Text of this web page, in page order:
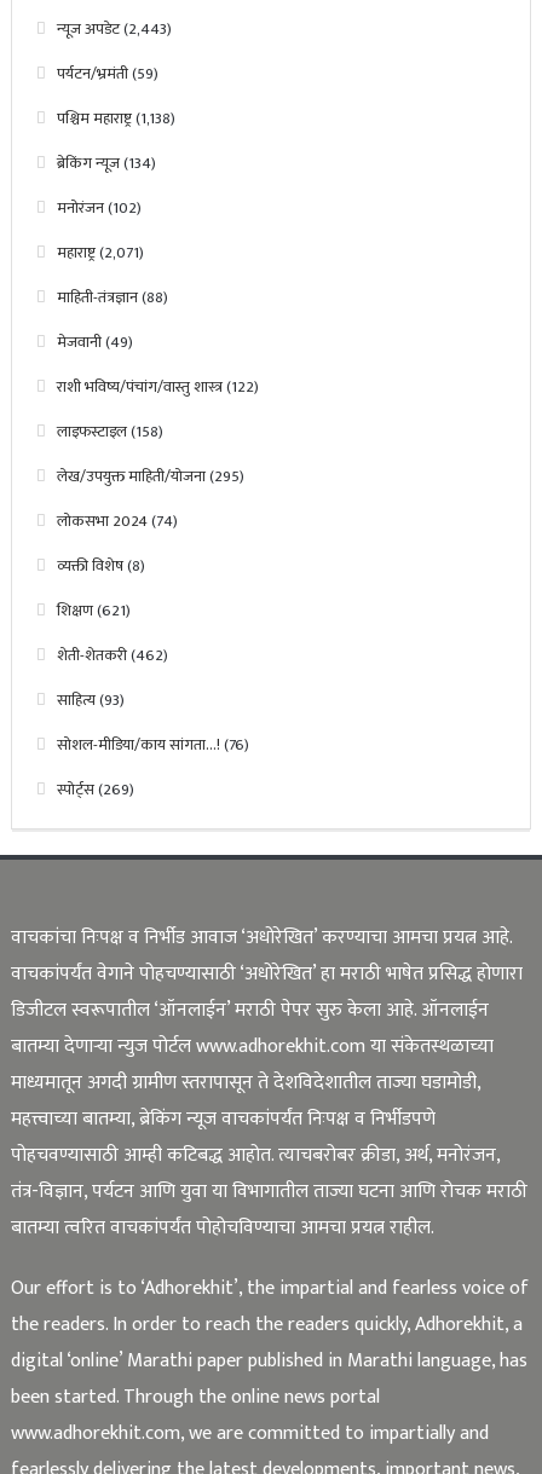
न्यूज अपडेट(2,443)
पर्यटन/भ्रमंती(59)
पश्चिम महाराष्ट्र(1,138)
ब्रेकिंग न्यूज(134)
मनोरंजन(102)
महाराष्ट्र(2,071)
माहिती-तंत्रज्ञान(88)
मेजवानी(49)
राशी भविष्य/पंचांग/वास्तु शास्त्र(122)
लाइफस्टाइल(158)
लेख/उपयुक्त माहिती/योजना(295)
लोकसभा 2024(74)
व्यक्ती विशेष(8)
शिक्षण(621)
शेती-शेतकरी(462)
साहित्य(93)
सोशल-मीडिया/काय सांगता…!(76)
स्पोर्ट्स(269)
वाचकांचा निःपक्ष व निर्भीड आवाज ‘अधोरेखित’ करण्याचा आमचा प्रयत्न आहे.
वाचकांपर्यंत वेगाने पोहचण्यासाठी ‘अधोरेखित’ हा मराठी भाषेत प्रसिद्ध होणारा
डिजीटल स्वरूपातील ‘ऑनलाईन’ मराठी पेपर सुरु केला आहे. ऑनलाईन
बातम्या देणाऱ्या न्युज पोर्टल www.adhorekhit.com या संकेतस्थळाच्या
माध्यमातून अगदी ग्रामीण स्तरापासून ते देशविदेशातील ताज्या घडामोडी,
महत्त्वाच्या बातम्या, ब्रेकिंग न्यूज वाचकांपर्यंत निःपक्ष व निर्भीडपणे
पोहचवण्यासाठी आम्ही कटिबद्ध आहोत. त्याचबरोबर क्रीडा, अर्थ, मनोरंजन,
तंत्र-विज्ञान, पर्यटन आणि युवा या विभागातील ताज्या घटना आणि रोचक मराठी
बातम्या त्वरित वाचकांपर्यंत पोहोचविण्याचा आमचा प्रयत्न राहील.
Our effort is to ‘Adhorekhit’, the impartial and fearless voice of
the readers. In order to reach the readers quickly, Adhorekhit, a
digital ‘online’ Marathi paper published in Marathi language, has
been started. Through the online news portal
www.adhorekhit.com, we are committed to impartially and